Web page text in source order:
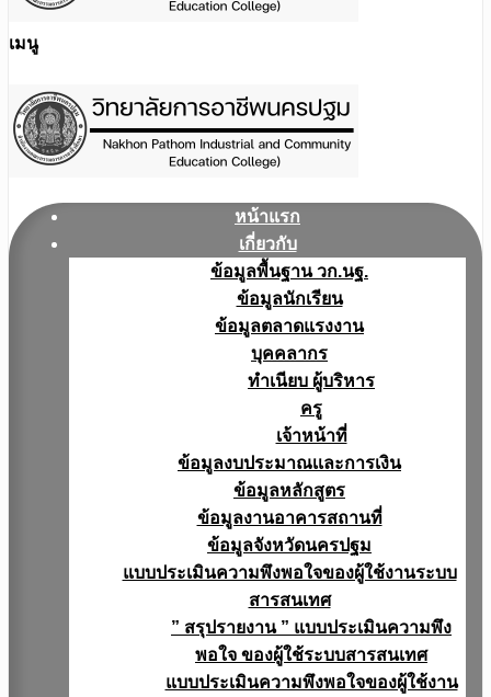
เมนู
หน้าแรก
เกี่ยวกับ
ข้อมูลพื้นฐาน วก.นฐ.
ข้อมูลนักเรียน
ข้อมูลตลาดแรงงาน
บุคคลากร
ทำเนียบ ผู้บริหาร
ครู
เจ้าหน้าที่
ข้อมูลงบประมาณเเละการเงิน
ข้อมูลหลักสูตร
ข้อมูลงานอาคารสถานที่
ข้อมูลจังหวัดนครปฐม
แบบประเมินความพึงพอใจของผู้ใช้งานระบบ
สารสนเทศ
” สรุปรายงาน ” แบบประเมินความพึง
พอใจ ของผู้ใช้ระบบสารสนเทศ
แบบประเมินความพึงพอใจของผู้ใช้งาน